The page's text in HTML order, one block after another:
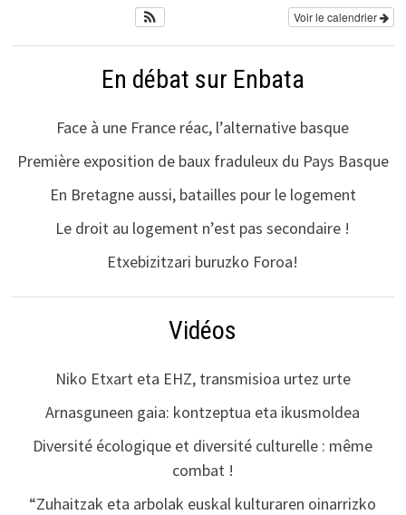
Voir le calendrier
En débat sur Enbata
Face à une France réac, l’alternative basque
Première exposition de baux fraduleux du Pays Basque
En Bretagne aussi, batailles pour le logement
Le droit au logement n’est pas secondaire !
Etxebizitzari buruzko Foroa!
Vidéos
Niko Etxart eta EHZ, transmisioa urtez urte
Arnasguneen gaia: kontzeptua eta ikusmoldea
Diversité écologique et diversité culturelle : même
combat !
“Zuhaitzak eta arbolak euskal kulturaren oinarrizko